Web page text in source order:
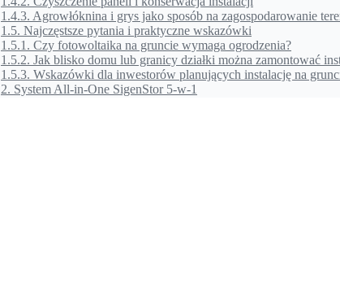
1.4.3. Agrowłóknina i grys jako sposób na zagospodarowanie
1.5. Najczęstsze pytania i praktyczne wskazówki
1.5.1. Czy fotowoltaika na gruncie wymaga ogrodzenia?
1.5.2. Jak blisko domu lub granicy działki można zamontować
1.5.3. Wskazówki dla inwestorów planujących instalację na
2. System All-in-One SigenStor 5-w-1